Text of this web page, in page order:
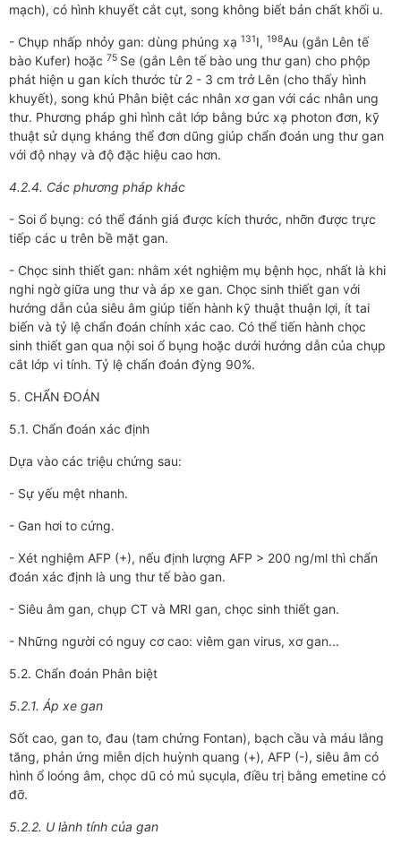
mạch), có hình khuyết cắt cụt, song không biết bản chất khối u.
- Chụp nhấp nhỏy gan: dùng phúng xạ 131I, 198Au (gắn Lên tế
bào Kufer) hoặc 75 Se (gắn Lên tế bào ung thư gan) cho phộp
phát hiện u gan kích thước từ 2 - 3 cm trở Lên (cho thấy hình
khuyết), song khú Phân biệt các nhân xơ gan với các nhân ung
thư. Phương pháp ghi hình cắt lớp bằng bức xạ photon đơn, kỹ
thuật sử dụng kháng thể đơn dũng giúp chẩn đoán ung thư gan
với độ nhạy và độ đặc hiệu cao hơn.
4.2.4. Các phương pháp khác
- Soi ổ bụng: có thể đánh giá được kích thước, nhỡn được trực
tiếp các u trên bề mặt gan.
- Chọc sinh thiết gan: nhằm xét nghiệm mụ bệnh học, nhất là khi
nghi ngờ giữa ung thư và áp xe gan. Chọc sinh thiết gan với
hướng dẫn của siêu âm giúp tiến hành kỹ thuật thuận lợi, ít tai
biến và tỷ lệ chẩn đoán chính xác cao. Có thể tiến hành chọc
sinh thiết gan qua nội soi ổ bụng hoặc dưới hướng dẫn của chụp
cắt lớp vi tính. Tỷ lệ chẩn đoán đỳng 90%.
5. CHẨN ĐOÁN
5.1. Chẩn đoán xác định
Dựa vào các triệu chứng sau:
- Sự yếu mệt nhanh.
- Gan hơi to cứng.
- Xét nghiệm AFP (+), nếu định lượng AFP > 200 ng/ml thì chẩn
đoán xác định là ung thư tế bào gan.
- Siêu âm gan, chụp CT và MRI gan, chọc sinh thiết gan.
- Những người có nguy cơ cao: viêm gan virus, xơ gan...
5.2. Chẩn đoán Phân biệt
5.2.1. Áp xe gan
Sốt cao, gan to, đau (tam chứng Fontan), bạch cầu và máu lắng
tăng, phản ứng miễn dịch huỳnh quang (+), AFP (-), siêu âm có
hình ổ loóng âm, chọc dũ có mủ sụcụla, điều trị bằng emetine có
đỡ.
5.2.2. U lành tính của gan